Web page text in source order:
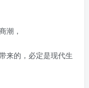
潮，
来的，必定是现代生